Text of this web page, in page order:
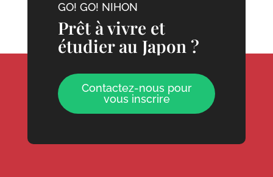
GO! GO! NIHON
Prêt à vivre et
étudier au Japon ?
Contactez-nous pour
vous inscrire